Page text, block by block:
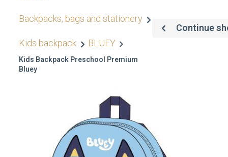
Backpacks, bags and stationery
Kids backpack BLUEY
Kids Backpack Preschool Premium
Bluey
Continue